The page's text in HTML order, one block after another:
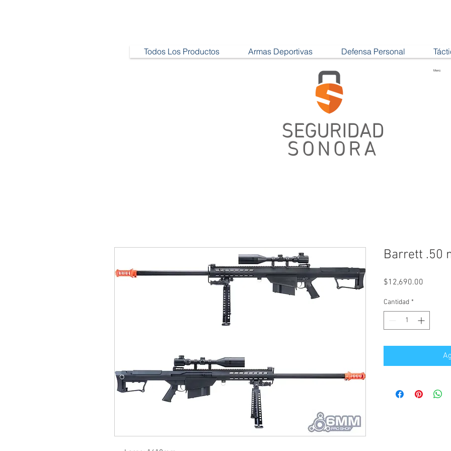
Todos Los Productos Armas Deportivas Defensa Personal
Menú
SEGURIDAD
SONORA
Barrett .50
$12,690.00
Cantidad *